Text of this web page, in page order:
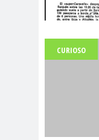
CURIOSO